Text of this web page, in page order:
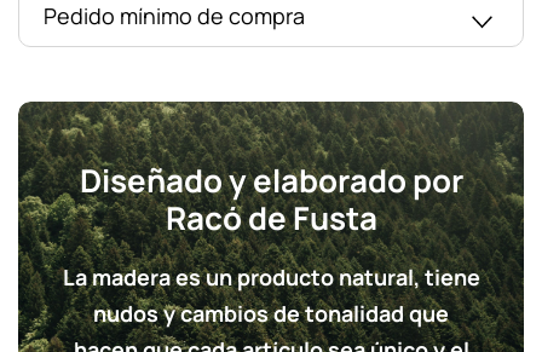
Pedido mínimo de compra
Diseñado y elaborado por
Racó de Fusta
La madera es un producto natural, tiene
nudos y cambios de tonalidad que